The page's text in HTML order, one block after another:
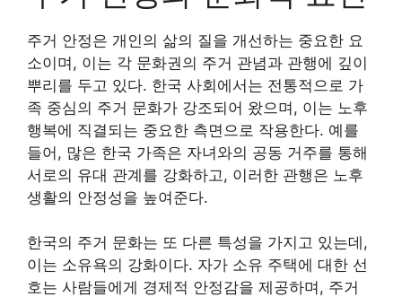
주거 안정은 개인의 삶의 질을 개선하는 중요한 요
소이며, 이는 각 문화권의 주거 관념과 관행에 깊이
뿌리를 두고 있다. 한국 사회에서는 전통적으로 가
족 중심의 주거 문화가 강조되어 왔으며, 이는 노후
행복에 직결되는 중요한 측면으로 작용한다. 예를
들어, 많은 한국 가족은 자녀와의 공동 거주를 통해
서로의 유대 관계를 강화하고, 이러한 관행은 노후
생활의 안정성을 높여준다.
한국의 주거 문화는 또 다른 특성을 가지고 있는데,
이는 소유욕의 강화이다. 자가 소유 주택에 대한 선
호는 사람들에게 경제적 안정감을 제공하며, 주거